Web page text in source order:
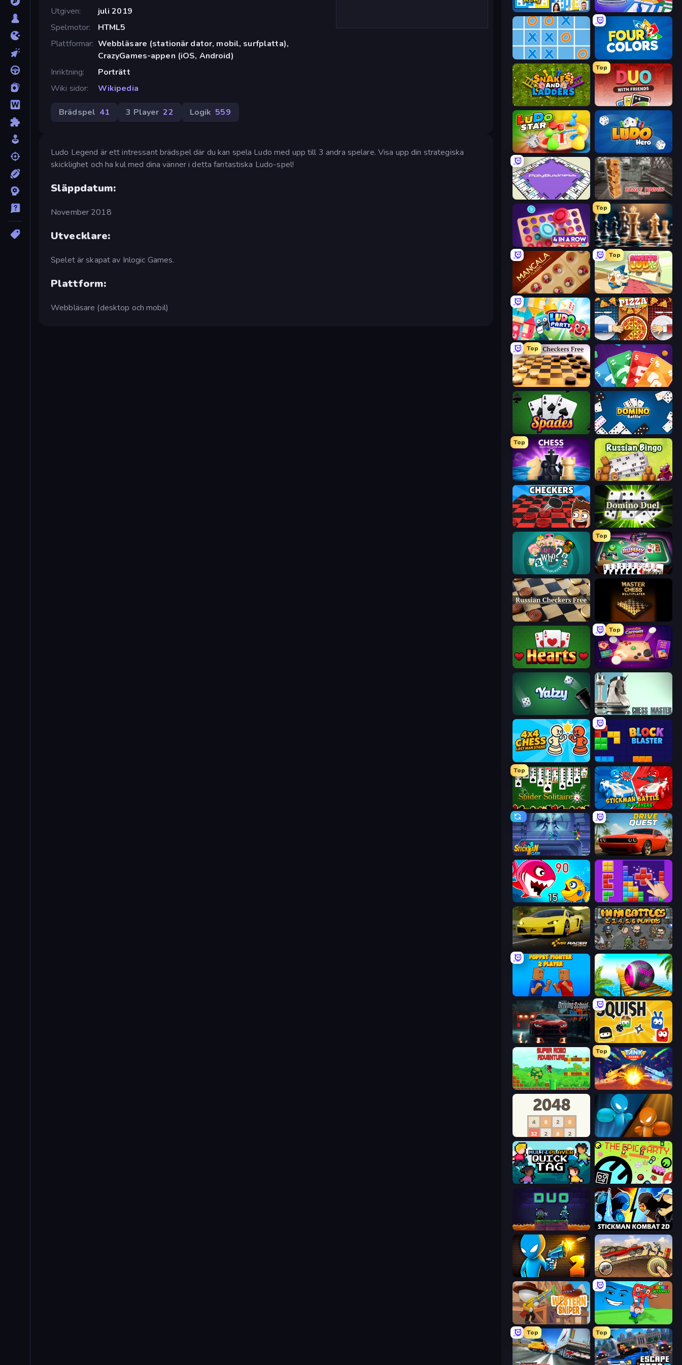
Utgiven
juli 2019
Spelmotor
HTML5
Plattformar Webbläsare (stationär dator, mobil, surfplatta),
CrazyGames-appen (iOS, Android)
Inriktning
Porträtt
Wiki sidor
Wikipedia
Brädspel 41 3 Player 22 Logik 559
Ludo Legend är ett intressant brädspel där du kan spela Ludo med upp till 3 andra spelare. Visa upp din strategiska
skicklighet och ha kul med dina vänner i detta fantastiska Ludo-spel!
Släppdatum:
November 2018
Utvecklare:
Spelet är skapat av Inlogic Games.
Plattform:
Webbläsare (desktop och mobil)
Ludo King Ludo Club
Tic Tac Toe Online
Snakes and Ladders
Top
DUO With Friends
Ludo Star League
PolyBusiness (Unofficial Monopoly) Table Tower Online
Connect 4 Online Multiplayer
Top
Chess Free
Mancala Classic
Top
Sweety Ludo
Ludo Party Pizza Challenge
Top
English Checkers Free Foono Online Multiplayer
Spades Domino Battle
Top
Chess Online Multiplayer Russian Bingo
Checkers & Draughts Multiplayer Domino Duel
Guess Who Online
Top
Gin Rummy Mania
Russian Checkers Free Master Chess
Hearts: Classic
Top
Chess Master
4x4 Chess: Last Man Stand Block Blaster
Top
Spider Solitaire Stickman battle 1-4 Players
Stickman Clash Drive Quest
Fish Eat Getting Big BlockBuster Puzzle
Mr. Racer - Car Racing MiniBattles
Puppet Fighter 2 Player Rolling Balls Sea Race
Driving School Simulator Squish
Super Robo - Adventure
Top
Tank Stars
2048 Drunken Boxing
Multiplayer Quick Tag The Epic Party
Duo Stickman Kombat 2D
Drunken Duel 2 Earn to Die: Zombie Ride
Western Sniper
Top Top